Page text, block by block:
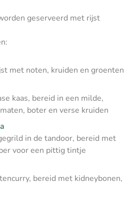
geserveerd met rijst
met noten, kruiden en groenten
kaas, bereid in een milde,
boter en verse kruiden
in de tandoor, bereid met
voor een pittig tintje
bereid met kidneybonen,